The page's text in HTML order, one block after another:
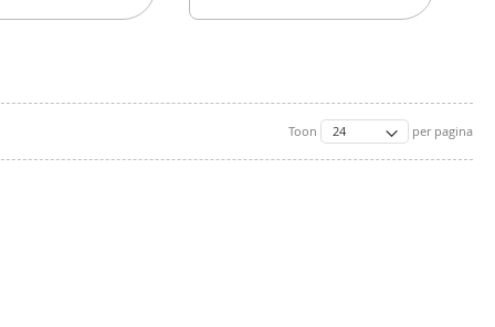
TOE
TOE
Toon per pagina